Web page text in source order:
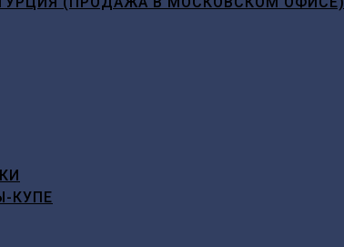
КУПЕ